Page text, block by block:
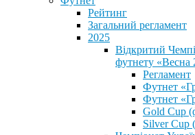
Рейтинг
Загальний регламент
2025
Відкритий
футнету «Весна
Регламент
Футнет
Футнет
Gold Cup
Silver Cup